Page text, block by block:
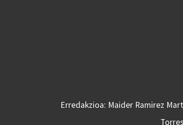
Erredakzioa: Maider Ramirez